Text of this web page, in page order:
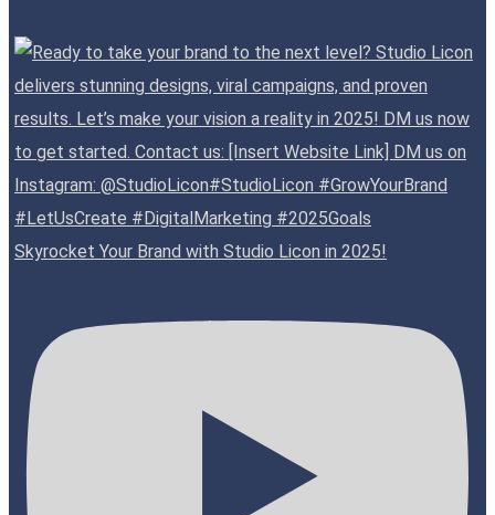
Skyrocket Your Brand with Studio Licon in 2025!